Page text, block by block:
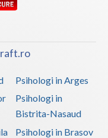
Psihologi in Arges
Psihologi in
Bistrita-Nasaud
Psihologi in Brasov